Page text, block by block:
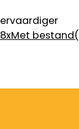
xMet